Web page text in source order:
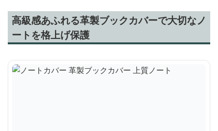
高級感あふれる革製ブックカバーで大切なノ
ートを格上げ保護